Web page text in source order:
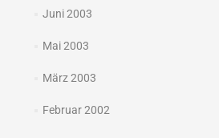
Juni 2003
Mai 2003
März 2003
Februar 2002